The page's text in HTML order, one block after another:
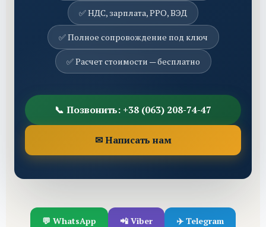
✅ НДС, зарплата, РРО, ВЭД
✅ Полное сопровождение под ключ
✅ Расчет стоимости — бесплатно
📞 Позвонить: +38 (063) 208-74-47
✉ Написать нам
💬 WhatsApp 📲 Viber ✈️ Telegram